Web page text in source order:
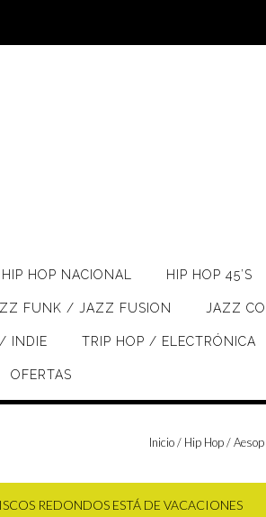
HIP HOP NACIONAL HIP HOP 45’S
FUNK / JAZZ FUSION JAZZ
INDIE TRIP HOP / ELECTRÓNICA
OFERTAS
Inicio/ Hip Hop/ Aesop
REDONDOS ESTÁ DE VACACIONES